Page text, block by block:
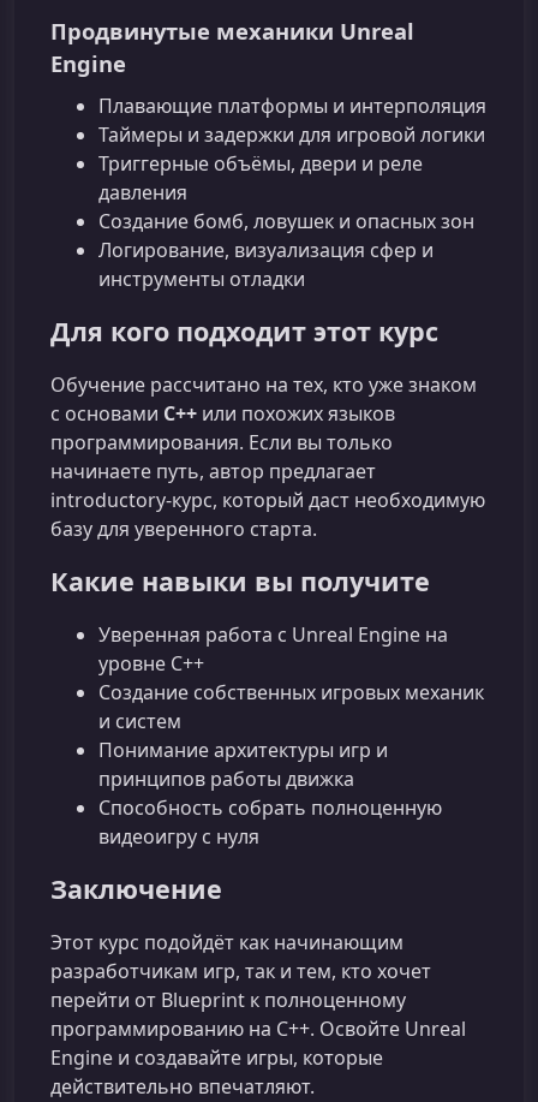
Продвинутые механики Unreal
Engine
Плавающие платформы и интерполяция
Таймеры и задержки для игровой логики
Триггерные объёмы, двери и реле
давления
Создание бомб, ловушек и опасных зон
Логирование, визуализация сфер и
инструменты отладки
Для кого подходит этот курс
Обучение рассчитано на тех, кто уже знаком
с основами C++ или похожих языков
программирования. Если вы только
начинаете путь, автор предлагает
introductory‑курс, который даст необходимую
базу для уверенного старта.
Какие навыки вы получите
Уверенная работа с Unreal Engine на
уровне C++
Создание собственных игровых механик
и систем
Понимание архитектуры игр и
принципов работы движка
Способность собрать полноценную
видеоигру с нуля
Заключение
Этот курс подойдёт как начинающим
разработчикам игр, так и тем, кто хочет
перейти от Blueprint к полноценному
программированию на C++. Освойте Unreal
Engine и создавайте игры, которые
действительно впечатляют.